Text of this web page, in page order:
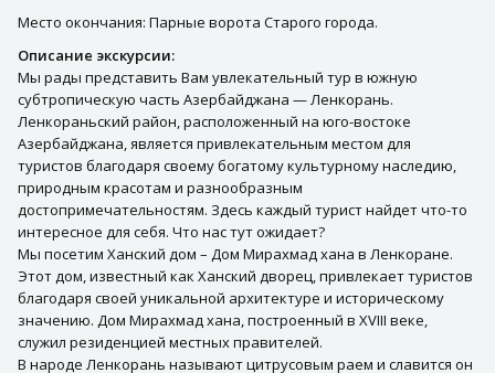
Место окончания: Парные ворота Старого города.
Описание экскурсии:
Мы рады представить Вам увлекательный тур в южную
субтропическую часть Азербайджана — Ленкорань.
Ленкораньский район, расположенный на юго-востоке
Азербайджана, является привлекательным местом для
туристов благодаря своему богатому культурному наследию,
природным красотам и разнообразным
достопримечательностям. Здесь каждый турист найдет что-то
интересное для себя. Что нас тут ожидает?
Мы посетим Ханский дом – Дом Мирахмад хана в Ленкоране.
Этот дом, известный как Ханский дворец, привлекает туристов
благодаря своей уникальной архитектуре и историческому
значению. Дом Мирахмад хана, построенный в XVIII веке,
служил резиденцией местных правителей.
В народе Ленкорань называют цитрусовым раем и славится он